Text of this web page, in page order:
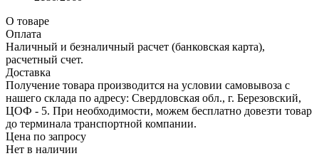
О товаре
Оплата
Наличный и безналичный расчет (банковская карта),
расчетный счет.
Доставка
Получение товара производится на условии самовывоза с
нашего склада по адресу: Свердловская обл., г. Березовский,
ЦОФ - 5. При необходимости, можем бесплатно довезти товар
до терминала транспортной компании.
Цена по запросу
Нет в наличии